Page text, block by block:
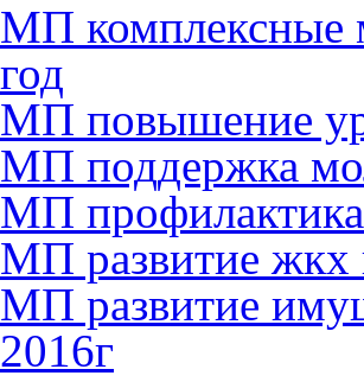
МП комплексные
год
МП повышение
МП поддержка
МП
МП развитие жкх
МП развитие
2016г